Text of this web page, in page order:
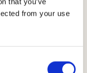
from your use
スカーナで最大の